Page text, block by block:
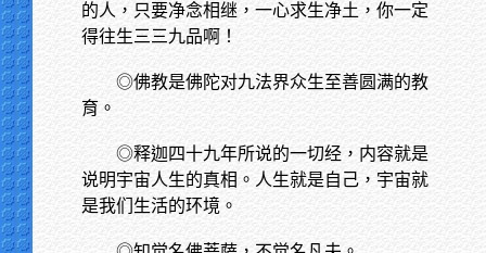
的人，只要净念相继，一心求生净土，你一定
得往生三三九品啊！
◎佛教是佛陀对九法界众生至善圆满的教
育。
◎释迦四十九年所说的一切经，内容就是
说明宇宙人生的真相。人生就是自己，宇宙就
是我们生活的环境。